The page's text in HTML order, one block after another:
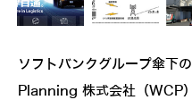
ソフトバンクグループ傘
Planning 株式会社（WCP